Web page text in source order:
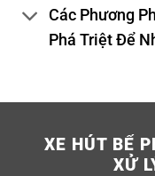
Các Phương
Phá Triệt Để
XE HÚT BỂ
XỬ